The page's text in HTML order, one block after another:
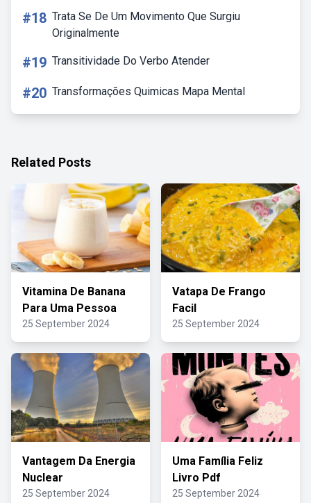
#18 Trata Se De Um Movimento Que Surgiu
Originalmente
#19 Transitividade Do Verbo Atender
#20 Transformações Quimicas Mapa Mental
Related Posts
Vitamina De Banana
Para Uma Pessoa
25 September 2024
Vatapa De Frango
Facil
25 September 2024
Vantagem Da Energia
Nuclear
25 September 2024
Uma Família Feliz
Livro Pdf
25 September 2024